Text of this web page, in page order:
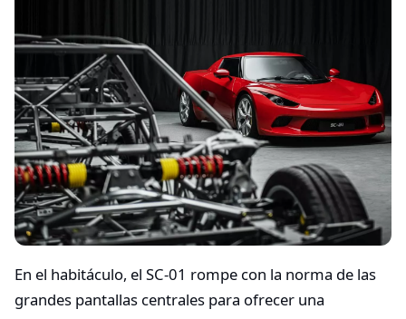
En el habitáculo, el SC-01 rompe con la norma de las
grandes pantallas centrales para ofrecer una